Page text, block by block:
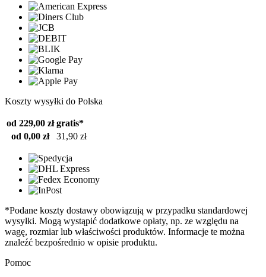
Koszty wysyłki do Polska
od 229,00 zł gratis*
od 0,00 zł
31,90 zł
*Podane koszty dostawy obowiązują w przypadku standardowej
wysyłki. Mogą wystąpić dodatkowe opłaty, np. ze względu na
wagę, rozmiar lub właściwości produktów. Informacje te można
znaleźć bezpośrednio w opisie produktu.
Pomoc